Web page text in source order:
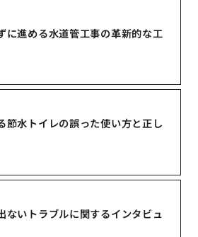
に進める水道管工事の革新的な工
節水トイレの誤った使い方と正し
ないトラブルに関するインタビュ